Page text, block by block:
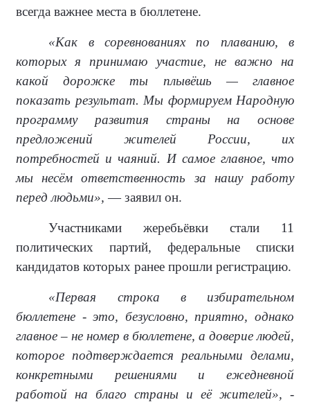
всегда важнее места в бюллетене.
«Как в соревнованиях по плаванию, в
которых я принимаю участие, не важно на
какой дорожке ты плывёшь — главное
показать результат. Мы формируем Народную
программу развития страны на основе
предложений жителей России, их
потребностей и чаяний. И самое главное, что
мы несём ответственность за нашу работу
перед людьми», — заявил он.
Участниками жеребьёвки стали 11
политических партий, федеральные списки
кандидатов которых ранее прошли регистрацию.
«Первая строка в избирательном
бюллетене - это, безусловно, приятно, однако
главное – не номер в бюллетене, а доверие людей,
которое подтверждается реальными делами,
конкретными решениями и ежедневной
работой на благо страны и её жителей», -